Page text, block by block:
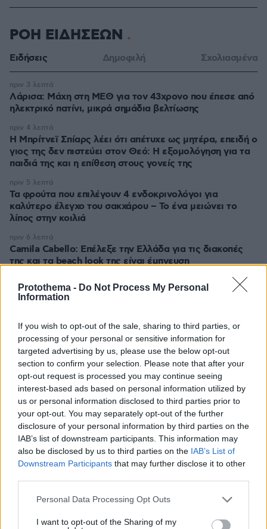
Protothema - Do Not Process My Personal
Information
If you wish to opt-out of the sale, sharing to third parties, or
processing of your personal or sensitive information for
targeted advertising by us, please use the below opt-out
section to confirm your selection. Please note that after your
opt-out request is processed you may continue seeing
interest-based ads based on personal information utilized by
us or personal information disclosed to third parties prior to
your opt-out. You may separately opt-out of the further
disclosure of your personal information by third parties on the
IAB’s list of downstream participants. This information may
also be disclosed by us to third parties on the IAB’s List of
Downstream Participants that may further disclose it to other
Please note that this website/app uses one or more Google
not limited to your visit or usage behaviour. You may click to
Personal Data Processing Opt Outs
I want to opt-out of the Sharing of my
ΡΟΗ ΕΙΔΗΣΕΩΝ
Ειδήσεις Δημοφιλή Σχολιασμένα
Λάρισα: Μάχη στη ΜΕΘ για τον 43χρονο που έπεσε από
ηλεκτρικό πατίνι, μικρά σημάδια βελτίωσης
πριν 3 λεπτά
Η Μπρίτνεϊ Σπίαρς λέει ότι απέτυχε ως μητέρα, επειδή ο
γιος της δεν πιστεύει στον Θεό: Η εξομολόγηση για τα
παιδιά της και η επίθεση στους γονείς της
πριν 4 λεπτά
Τα φρούτα που επιλέγουν 4 ενδοκρινολόγοι για
καλύτερο έλεγχο του σακχάρου – Το ένα μειώνει το
λίπος στην κοιλιά
πριν 5 λεπτά
Camila Cabello: Επέλεξε την Ελλάδα για τις διακοπές
της και τα beach look της είναι έμπνευση
πριν 6 λεπτά
Πώς η διατροφή της νέας μαμάς επηρεάζει το μητρικό
γάλα
Είδατε αστερίες στη θάλασσα; Γιατί δεν πρέπει να τους
ξεκολλήσετε
πριν 14 λεπτά
Η επόμενη μέρα του τουρισμού μετά τις πυρκαγιές στο
Ρέθυμνο , η εικόνα σε Πρέβελη και Άγιο Βασίλειο
πριν 16 λεπτά
Διακοπές και με νέο κόλπο οι κλέφτες αυτοκινήτων - Τι
κάνουν;
πριν 17 λεπτά
«Έχουμε και Λέμε»: Τα μεγάλα μπερδέματα του έρωτα
πριν 23 λεπτά
Αθλητικές μεταδόσεις: Πού θα δείτε τα φιλικά ΑΕΚ,
Άρη και Κηφισιάς - Όλο το πρόγραμμα
πριν 28 λεπτά